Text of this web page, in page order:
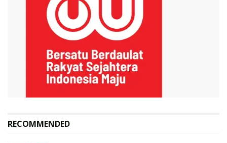
RECOMMENDED